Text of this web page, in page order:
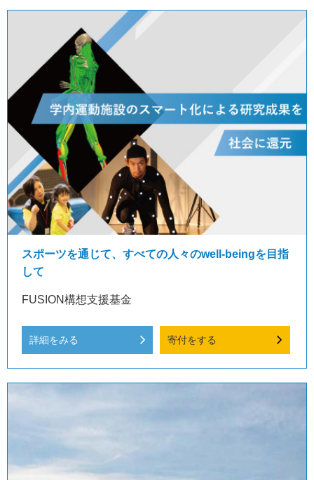
スポーツを通じて、すべての人々のwell-beingを目指
して
FUSION構想支援基金
詳細をみる 寄付をする